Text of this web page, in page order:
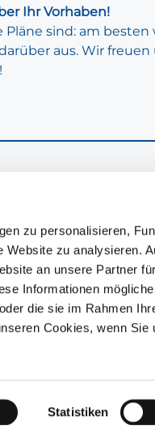
zu personalisieren,
zu analysieren.
an unsere Partner
Informationen
die sie im Rahmen
Cookies, wenn Sie
Statistiken
Ihr Vorhaben!
Pläne sind: am besten
aus. Wir freuen
Datenschutzerklärung